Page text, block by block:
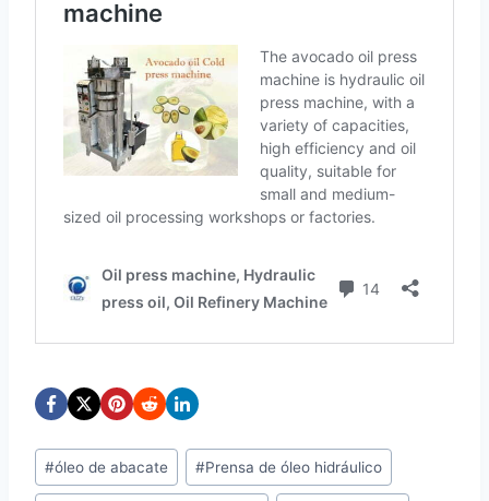
Post
Tags:
#óleo de abacate #Prensa de óleo hidráulico